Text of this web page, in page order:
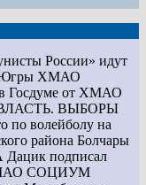
России» идут
Югры ХМАО
в Госдуме от ХМАО
ВЫБОРЫ
по волейболу на
района Болчары
подписал
СОЦИУМ